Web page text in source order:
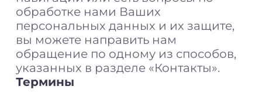
обработке нами Ваших
персональных данных и их защите,
вы можете направить нам
обращение по одному из способов,
указанных в разделе «Контакты».
Термины